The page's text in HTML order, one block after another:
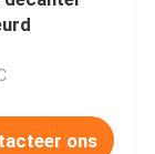
ons